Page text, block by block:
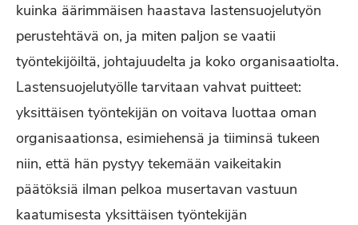
kuinka äärimmäisen haastava lastensuojelutyön
perustehtävä on, ja miten paljon se vaatii
työntekijöiltä, johtajuudelta ja koko organisaatiolta.
Lastensuojelutyölle tarvitaan vahvat puitteet:
yksittäisen työntekijän on voitava luottaa oman
organisaationsa, esimiehensä ja tiiminsä tukeen
niin, että hän pystyy tekemään vaikeitakin
päätöksiä ilman pelkoa musertavan vastuun
kaatumisesta yksittäisen työntekijän